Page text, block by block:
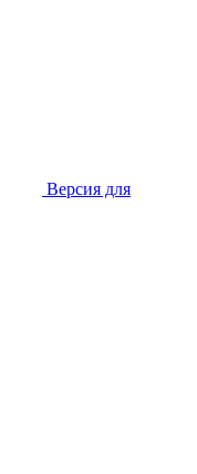
Версия для